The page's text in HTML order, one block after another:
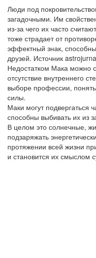
Люди под
загадочными. Им
из-за чего их часто
тоже страдает от
эффектный знак,
друзей. Источник
Недостатком Мака можно
отсутствие внутреннего
выборе профессии,
силы.
Маки могут подвергаться
способны выбивать их из
В целом это солнечные,
подзаряжать
протяжении всей жизни
и становится их смыслом